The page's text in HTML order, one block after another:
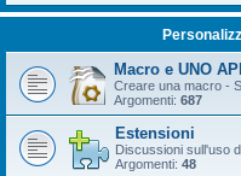
Macro e UNO API
Creare una macro -
Argomenti: 687
Estensioni
Discussioni sull'uso
Argomenti: 48